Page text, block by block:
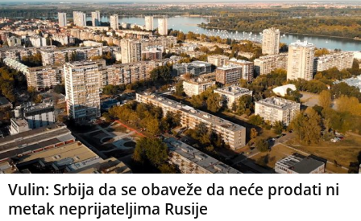
Vulin: Srbija da se obaveže da neće prodati ni
metak neprijateljima Rusije